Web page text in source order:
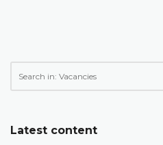
Latest content